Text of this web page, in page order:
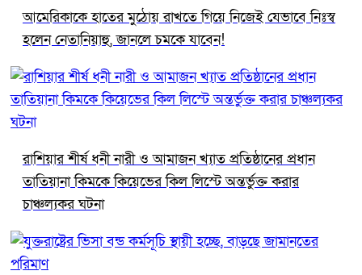
আমেরিকাকে হাতের মুঠোয় রাখতে গিয়ে নিজেই যেভাবে নিঃস্ব
হলেন নেতানিয়াহু, জানলে চমকে যাবেন!
রাশিয়ার শীর্ষ ধনী নারী ও আমাজন খ্যাত প্রতিষ্ঠানের প্রধান
তাতিয়ানা কিমকে কিয়েভের কিল লিস্টে অন্তর্ভুক্ত করার
চাঞ্চল্যকর ঘটনা